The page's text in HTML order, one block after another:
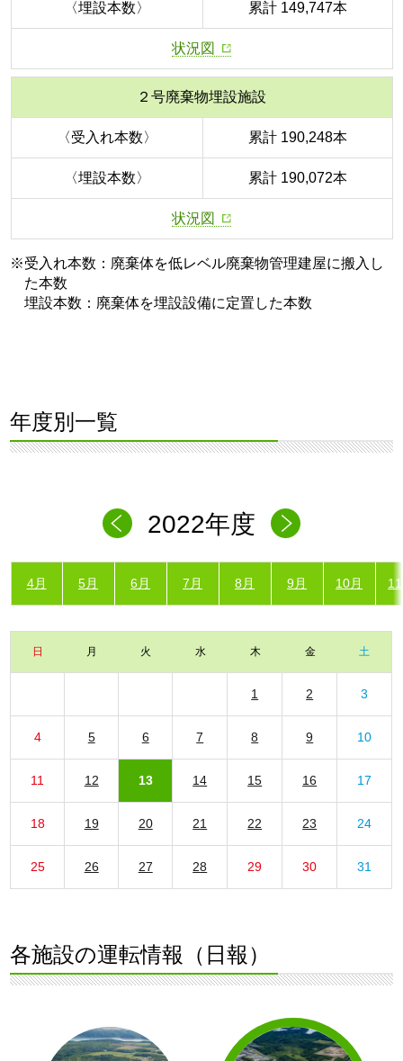
〈埋設本数〉 累計 149,747本
状況図
２号廃棄物埋設施設
〈受入れ本数〉 累計 190,248本
〈埋設本数〉 累計 190,072本
状況図
※受入れ本数：廃棄体を低レベル廃棄物管理建屋に搬入し
た本数
埋設本数：廃棄体を埋設設備に定置した本数
年度別一覧
2022年度
4月 5月 6月 7月 8月 9月 10月
日 月 火 水 木 金 土
1 2 3
4 5 6 7 8 9 10
11 12 13 14 15 16 17
18 19 20 21 22 23 24
25 26 27 28 29 30 31
各施設の運転情報（日報）